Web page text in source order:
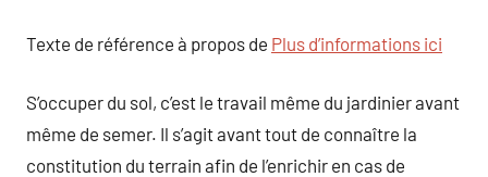
Texte de référence à propos de Plus d’informations ici
S’occuper du sol, c’est le travail même du jardinier avant
même de semer. Il s’agit avant tout de connaître la
constitution du terrain afin de l’enrichir en cas de